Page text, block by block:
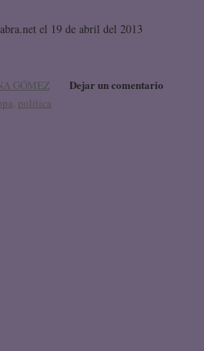
el 19 de abril del 2013
Dejar un comentario
GÓMEZ
, política